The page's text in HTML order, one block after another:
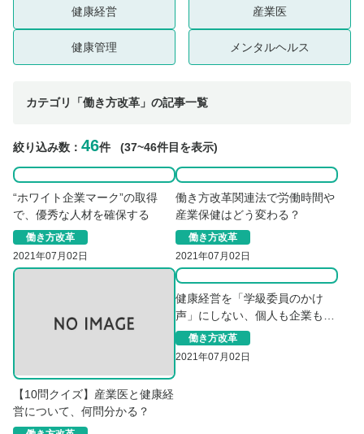
健康経営 産業医
健康管理 メンタルヘルス
カテゴリ「働き方改革」の記事一覧
絞り込み数： 46件 (37~46件目を表示)
“ホワイト企業マーク”の取得
で、優秀な人材を確保する
働き方改革
2021年07月02日
働き方改革関連法で労働時間や
産業保健はどう変わる？
働き方改革
2021年07月02日
【10問クイズ】産業医と健康経
営について、何問分かる？
健康経営を「学級委員のかけ
声」にしない、個人も企業もハ
ッピーになるヒント
働き方改革
2021年07月02日